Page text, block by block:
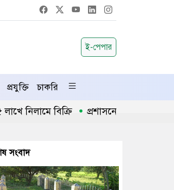
ই-পেপার
প্রযুক্তি চাকরি
বিক্রি
প্রশাসনে অনুপ্রবেশ ঠেকাতে
সংবাদ